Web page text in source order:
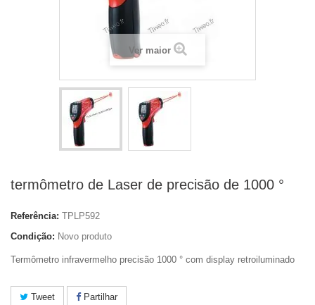
Ver maior
termômetro de Laser de precisão de 1000 °
Referência: TPLP592
Condição: Novo produto
Termômetro infravermelho precisão 1000 ° com display retroiluminado
Tweet Partilhar